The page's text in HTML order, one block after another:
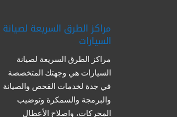
مراكز الطرق السريعة لصيانة
السيارات
مراكز الطرق السريعة لصيانة
السيارات هي وجهتك المتخصصة
في جدة لخدمات الفحص والصيانة
والبرمجة والسمكرة وتوضيب
المحركات، واصلاح الأعطال